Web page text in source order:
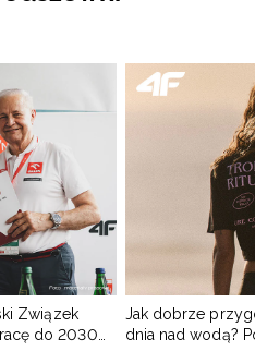
Związek
do 2030
Jak dobrze
dnia nad wodą?